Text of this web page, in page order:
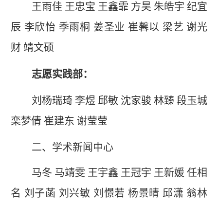
王雨佳 王忠宝 王鑫霏 方昊 朱皓宇 纪宜
辰 李欣怡 季雨桐 姜圣业 崔馨以 梁艺 谢光
财 靖文硕
志愿实践部：
刘杨瑞琦 李煜 邱敏 沈家骏 林臻 段玉城
栾梦倩 崔建东 谢莹莹
二、学术新闻中心
马冬 马靖雯 王宇鑫 王冠宇 王新媛 任相
名 刘子菡 刘兴敏 刘憬若 杨景晴 邱潇 翁林